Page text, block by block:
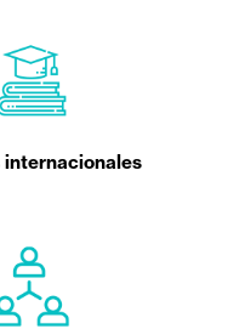
internacionales